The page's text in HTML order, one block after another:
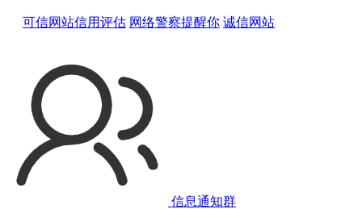
可信网站信用评估 网络警察提醒你 诚信网站
信息通知群